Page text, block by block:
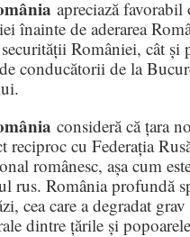
apreciază favorabil
înainte de aderarea
României, cât
conducătorii de la
consideră că țara
reciproc cu Federația
românesc, așa cum
rus. România profundă
cea care a degradat
dintre țările și